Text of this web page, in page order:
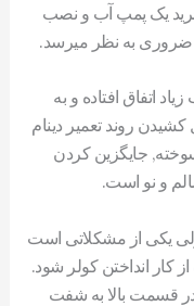
یک پمپ آب و نصب
ضروری به نظر میرسد.
اتفاق افتاده و به
روند تعمیر دینام
جایگزین کردن
و نو است.
یکی از مشکلاتی است
انداختن کولر شود.
در قسمت بالا به شفت